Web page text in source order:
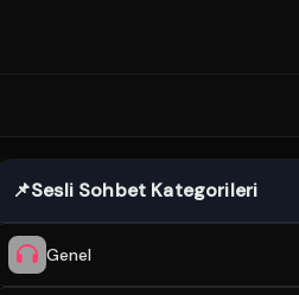
📌Sesli Sohbet Kategorileri
Genel